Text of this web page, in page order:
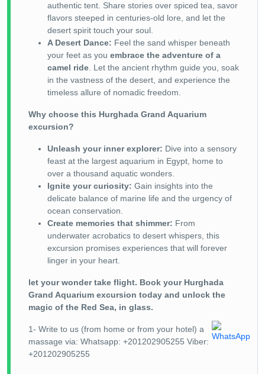
authentic tent. Share stories over spiced tea, savor
flavors steeped in centuries-old lore, and let the
desert spirit touch your soul.
A Desert Dance: Feel the sand whisper beneath
your feet as you embrace the adventure of a
camel ride . Let the ancient rhythm guide you, soak
in the vastness of the desert, and experience the
timeless allure of nomadic freedom.
Why choose this Hurghada Grand Aquarium
excursion?
Unleash your inner explorer: Dive into a sensory
feast at the largest aquarium in Egypt, home to
over a thousand aquatic wonders.
Ignite your curiosity: Gain insights into the
delicate balance of marine life and the urgency of
ocean conservation.
Create memories that shimmer: From
underwater acrobatics to desert whispers, this
excursion promises experiences that will forever
linger in your heart.
let your wonder take flight. Book your Hurghada
Grand Aquarium excursion today and unlock the
magic of the Red Sea, in glass.
1- Write to us (from home or from your hotel) a
massage via: Whatsapp: +201202905255 Viber:
+201202905255